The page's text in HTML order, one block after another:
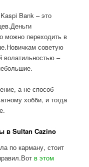
Bank – это
можно переходить в
советую
волатильностью –
а не способ
хобби, и тогда
в Sultan Cazino
по карману, стоит
в этом